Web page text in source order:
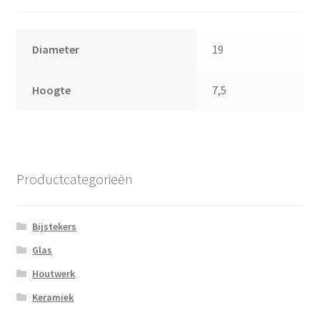
Diameter 19
Hoogte 7,5
Productcategorieën
Bijstekers
Glas
Houtwerk
Keramiek